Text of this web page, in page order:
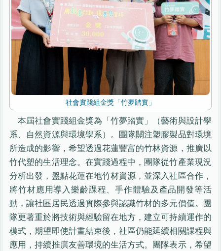
社會實踐組金獎「竹夢踏實」
本屆社會實踐組金獎為「竹夢踏實」（藝術與設計學
系、自然資源與環境學系）。團隊關注塑膠製品對環境
所造成的影響，希望透過花蓮豐富的竹林資源，推廣以
竹代塑的生活理念。在實踐過程中，團隊從竹產業現況
分析出發，盤點花蓮在地竹材資源，並深入社區合作，
將竹材應用導入樂齡課程、手作體驗及產品開發等活
動，讓社區居民透過實際參與認識竹材的多元價值。團
隊更著重於將技術與經驗留在地方，建立可持續運作的
模式，期望即使計畫結束後，社區仍能延續相關課程與
應用，持續推廣友善環境的生活方式。團隊表示，希望